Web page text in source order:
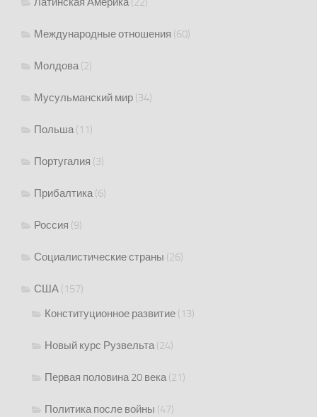
Международные отношения (60)
Молдова(2)
Мусульманский мир (34)
Польша(11)
Португалия (3)
Прибалтика(6)
Россия (9)
Социалистические страны (26)
США (157)
Конституционное развитие (13)
Новый курс Рузвельта(24)
Первая половина 20 века(21)
Политика после войны (47)